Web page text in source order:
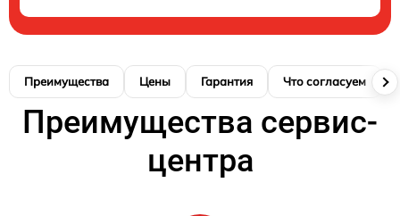
Преимущества Цены Гарантия Что согласуем
Преимущества сервис-
центра